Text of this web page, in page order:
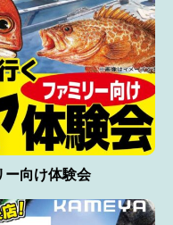
ー向け体験会